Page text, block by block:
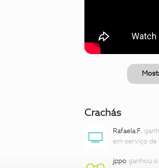
Crachás
Rafaela F.
em serviço de
jppo ganhou o